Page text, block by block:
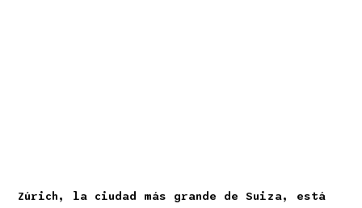
Zúrich, la ciudad más grande de Suiza, está